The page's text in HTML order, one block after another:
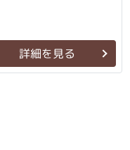
詳細を見る